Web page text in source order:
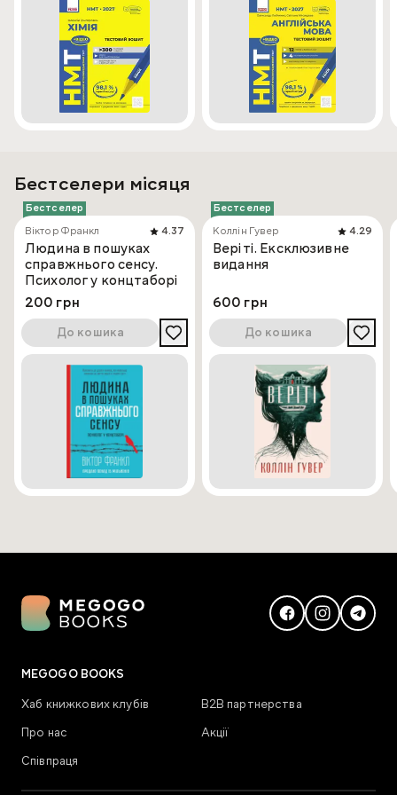
Бестселери місяця
Бестселер
Віктор Франкл
4.37
Людина в пошуках
справжнього сенсу.
Психолог у концтаборі
200 грн
До кошика
Бестселер
Коллін Гувер
4.29
Веріті. Ексклюзивне
видання
600 грн
До кошика
MEGOGO BOOKS
Хаб книжкових клубів
В2В партнерства
Про нас
Акції
Співпраця